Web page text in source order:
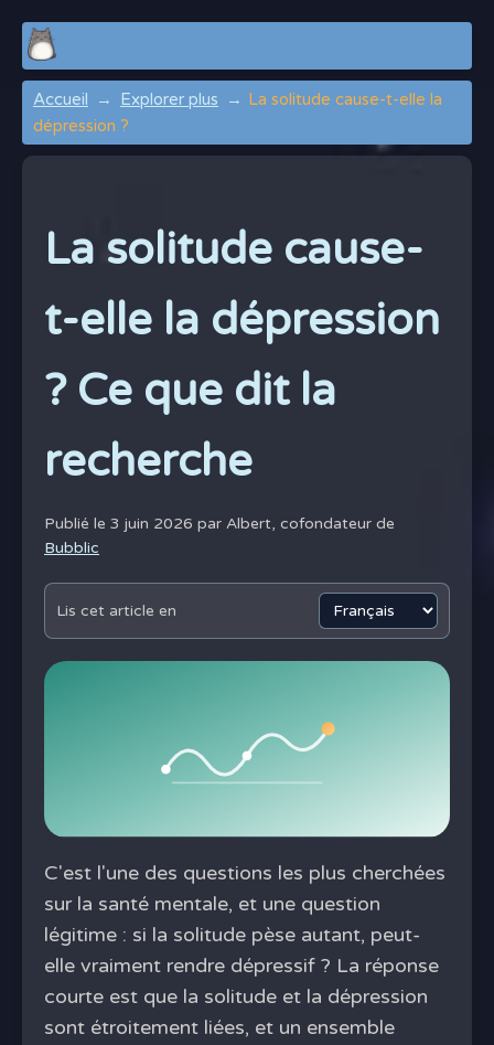
Accueil Explorer plus
La solitude cause-t-elle la
dépression ?
La solitude cause-
t-elle la dépression
? Ce que dit la
recherche
Publié le 3 juin 2026 par Albert, cofondateur de
Bubblic
Lis cet article en
C'est l'une des questions les plus cherchées
sur la santé mentale, et une question
légitime : si la solitude pèse autant, peut-
elle vraiment rendre dépressif ? La réponse
courte est que la solitude et la dépression
sont étroitement liées, et un ensemble